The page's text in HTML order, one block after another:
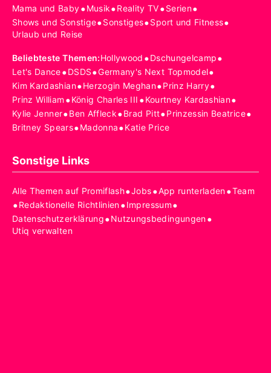
Mama und Baby•Musik•Reality TV•Serien•
Shows und Sonstige•Sonstiges•Sport und Fitness•
Urlaub und Reise
Beliebteste Themen:Hollywood •Dschungelcamp•
Let's Dance•DSDS•Germany's Next Topmodel•
Kim Kardashian•Herzogin Meghan•Prinz Harry•
Prinz William •König Charles III •Kourtney Kardashian•
Kylie Jenner•Ben Affleck•Brad Pitt•Prinzessin Beatrice•
Britney Spears•Madonna•Katie Price
Sonstige Links
Alle Themen auf Promiflash•Jobs•App runterladen•Team
•Redaktionelle Richtlinien•Impressum•
Datenschutzerklärung•Nutzungsbedingungen•
Utiq verwalten